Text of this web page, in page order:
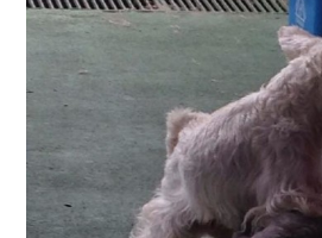
Hotel para Cachorros
Nosso Método ARC
Planos
FAQ
Contato